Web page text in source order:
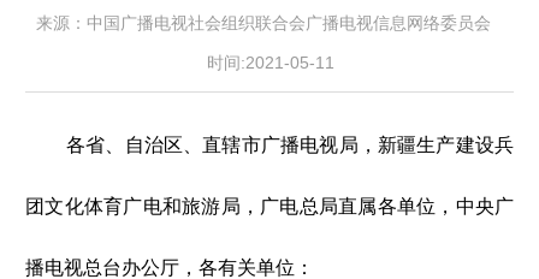
来源：中国广播电视社会组织联合会广播电视信息网络委员会
时间:2021-05-11
各省、自治区、直辖市广播电视局，新疆生产建设兵
团文化体育广电和旅游局，广电总局直属各单位，中央广
播电视总台办公厅，各有关单位：